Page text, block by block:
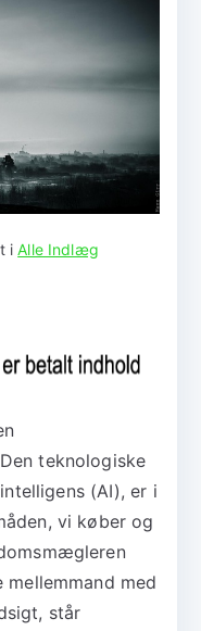
iAlle Indlæg
teknologiske
(AI), er i
vi køber og
med
står